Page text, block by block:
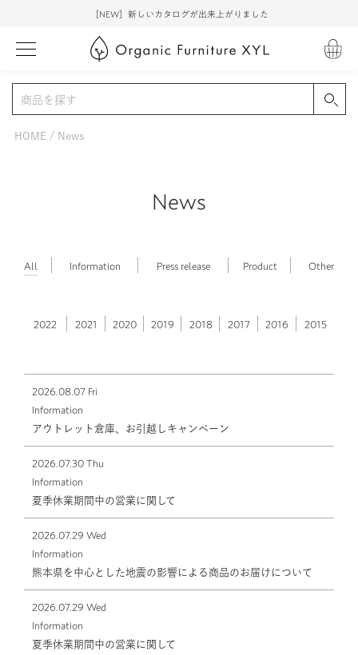
［NEW］新しいカタログが出来上がりました
HOME News
News
All Information Press release Product Other
2022 2021 2020 2019 2018 2017 2016 2015
2026.08.07 Fri
Information
アウトレット倉庫、お引越しキャンペーン
2026.07.30 Thu
Information
夏季休業期間中の営業に関して
2026.07.29 Wed
Information
熊本県を中心とした地震の影響による商品のお届けについて
2026.07.29 Wed
Information
夏季休業期間中の営業に関して